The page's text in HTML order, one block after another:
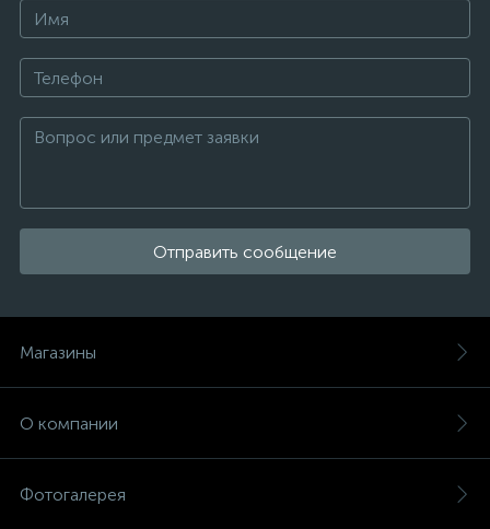
Отправить сообщение
Магазины
О компании
Фотогалерея